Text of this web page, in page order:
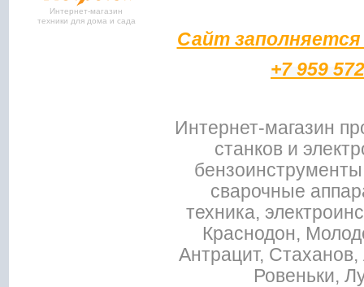
Интернет-магазин
техники для дома и сада
Сайт
+7 959
Интернет-магазин
станков и
сварочные
техника,
Краснодон,
Антрацит,
Ровеньки,